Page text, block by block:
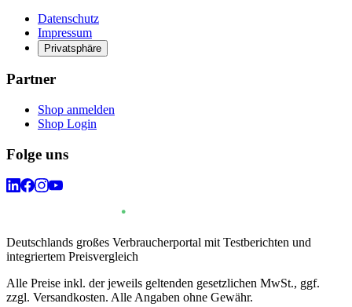
Datenschutz
Impressum
Privatsphäre
Partner
Shop anmelden
Shop Login
Folge uns
Deutschlands großes Verbraucherportal mit Testberichten und
integriertem Preisvergleich
Alle Preise inkl. der jeweils geltenden gesetzlichen MwSt., ggf.
zzgl. Versandkosten. Alle Angaben ohne Gewähr.